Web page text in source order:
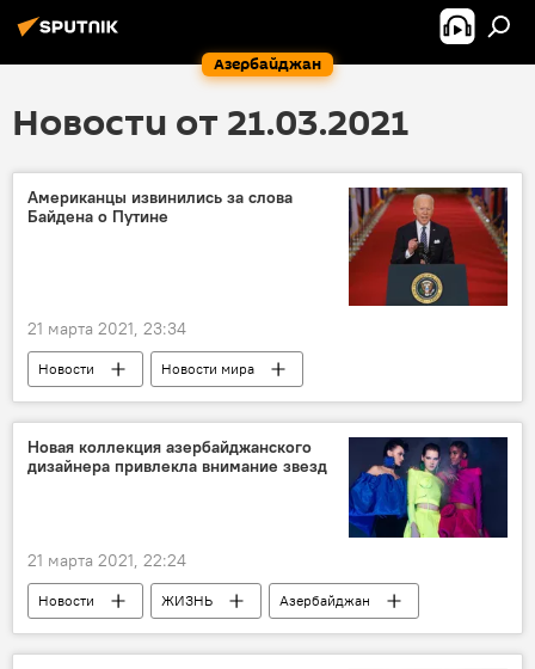
Азербайджан
Новости от 21.03.2021
Американцы извинились за слова
Байдена о Путине
21 марта 2021, 23:34
Новости Новости мира
Новая коллекция азербайджанского
дизайнера привлекла внимание звезд
21 марта 2021, 22:24
Новости ЖИЗНЬ
Азербайджан
Новости мира
Руфат Исмаил